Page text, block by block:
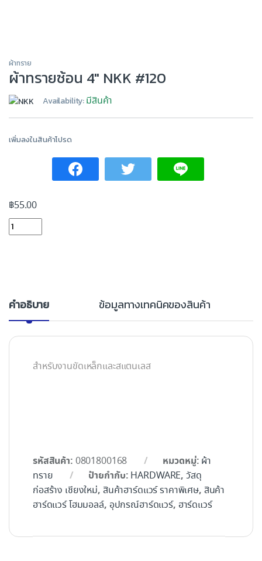
ผ้าทราย
ผ้าทรายซ้อน 4″ NKK #120
Availability:มีสินค้า
เพิ่มลงในสินค้าโปรด
฿55.00
ผ้าทรายซ้อน 4" NKK #120 quantity
คำอธิบาย ข้อมูลทางเทคนิคของสินค้า
สำหรับงานขัดเหล็กและสแตนเลส
รหัสสินค้า: 0801800168 หมวดหมู่: ผ้า
ทราย
ป้ายกำกับ: HARDWARE, วัสดุ
ก่อสร้าง เชียงใหม่, สินค้าฮาร์ดแวร์ ราคาพิเศษ, สินค้า
ฮาร์ดแวร์ โฮมมอลล์, อุปกรณ์ฮาร์ดแวร์, ฮาร์ดแวร์